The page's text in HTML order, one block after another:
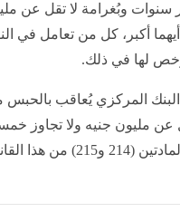
وبُغرامة لا تقل عن
أكبر، كل من تعامل في
لها في ذلك.
البنك المركزي يُعاقب
عن مليون جنيه ولا تجاوز
من هذا القانون.